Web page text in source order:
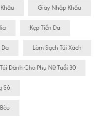
Giày Nhập Khẩu
Kẹp Tiền Da
Da Làm Sạch Túi Xách
Dành Cho Phụ Nữ Tuổi 30
Sở